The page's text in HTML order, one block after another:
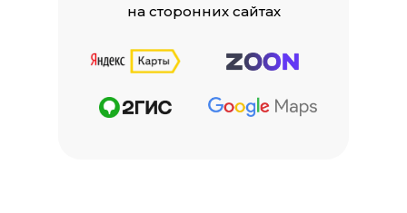
на сторонних сайтах